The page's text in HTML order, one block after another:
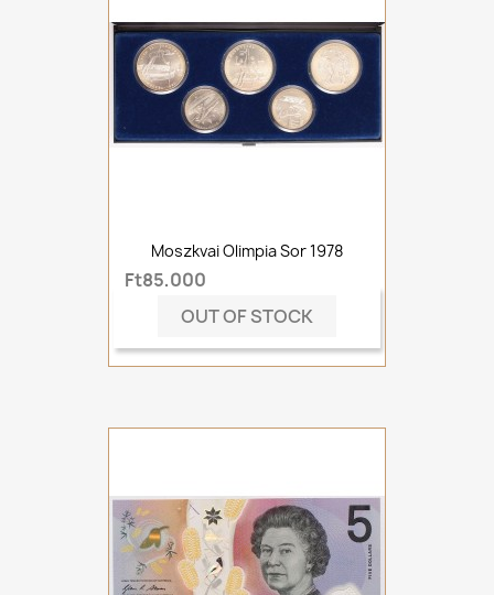
Moszkvai Olimpia Sor 1978
Ft85,000
OUT OF STOCK